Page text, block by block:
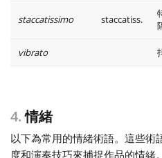
staccatissimo staccatiss.
vibrato
4.情緒
以下為常用的情緒術語。這些術
度和演奏技巧來捕捉作品的情緒。